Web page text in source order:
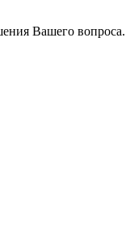
Вашего вопроса.